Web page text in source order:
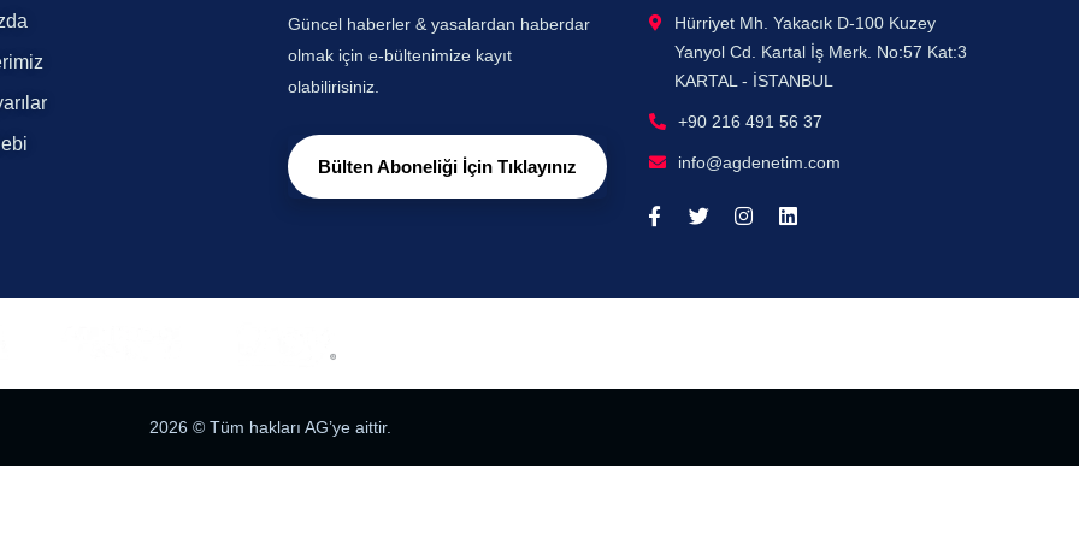
Güncel haberler & yasalardan haberdar
olmak için e-bültenimize kayıt
olabilirisiniz.
Bülten Aboneliği İçin Tıklayınız
Hürriyet Mh. Yakacık D-100 Kuzey
Yanyol Cd. Kartal İş Merk. No:57 Kat:3
KARTAL - İSTANBUL
+90 216 491 56 37
info@agdenetim.com
2026 © Tüm hakları AG’ye aittir.